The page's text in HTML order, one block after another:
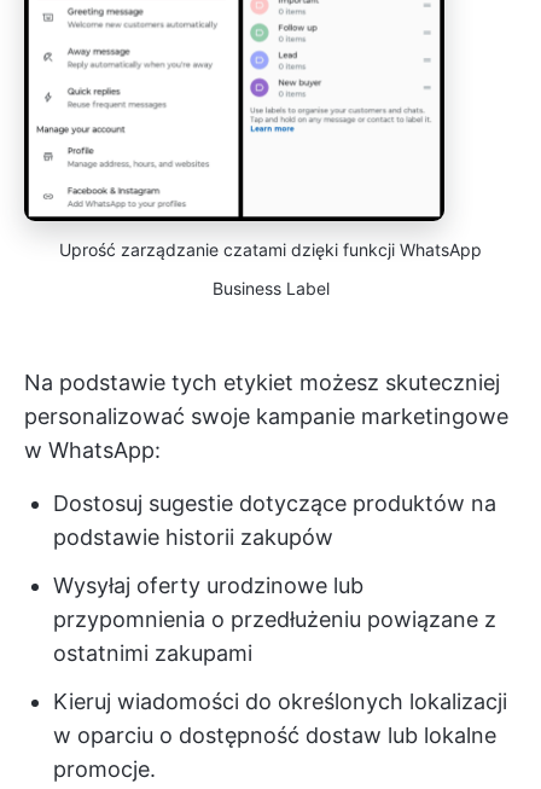
Uprość zarządzanie czatami dzięki funkcji WhatsApp
Business Label
Na podstawie tych etykiet możesz skuteczniej
personalizować swoje kampanie marketingowe
w WhatsApp:
Dostosuj sugestie dotyczące produktów na
podstawie historii zakupów
Wysyłaj oferty urodzinowe lub
przypomnienia o przedłużeniu powiązane z
ostatnimi zakupami
Kieruj wiadomości do określonych lokalizacji
w oparciu o dostępność dostaw lub lokalne
promocje.